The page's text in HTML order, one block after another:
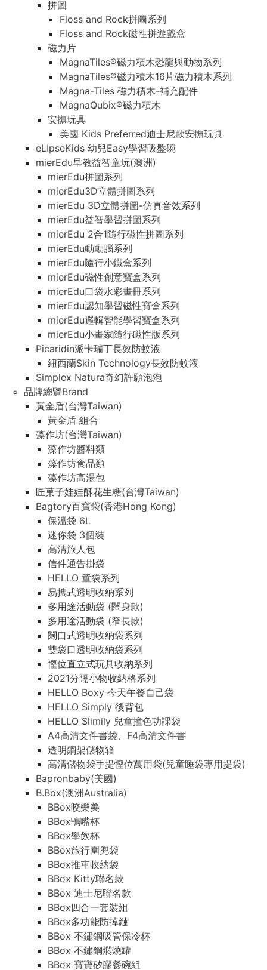
拼圖
Floss and Rock拼圖系列
Floss and Rock磁性拼遊戲盒
磁力片
MagnaTiles®磁力積木恐龍與動物系列
MagnaTiles®磁力積木16片磁力積木系列
Magna-Tiles 磁力積木-補充配件
MagnaQubix®磁力積木
安撫玩具
美國 Kids Preferred迪士尼款安撫玩具
eLIpseKids 幼兒Easy學習吸盤碗
mierEdu早教益智童玩(澳洲)
mierEdu拼圖系列
mierEdu3D立體拼圖系列
mierEdu 3D立體拼圖-仿真音效系列
mierEdu益智學習拼圖系列
mierEdu 2合1隨行磁性拼圖系列
mierEdu動動腦系列
mierEdu隨行小鐵盒系列
mierEdu磁性創意寶盒系列
mierEdu口袋水彩畫冊系列
mierEdu認知學習磁性寶盒系列
mierEdu邏輯智能學習寶盒系列
mierEdu小畫家隨行磁性版系列
Picaridin派卡瑞丁長效防蚊液
紐西蘭Skin Technology長效防蚊液
Simplex Natura奇幻許願泡泡
品牌總覽Brand
黃金盾(台灣Taiwan)
黃金盾 組合
藻作坊(台灣Taiwan)
藻作坊醬料類
藻作坊食品類
藻作坊高湯包
匠菓子娃娃酥花生糖(台灣Taiwan)
Bagtory百寶袋(香港Hong Kong)
保溫袋 6L
迷你袋 3個裝
高清旅人包
信件通告掛袋
HELLO 童袋系列
易攜式透明收納系列
多用途活動袋 (闊身款)
多用途活動袋 (窄長款)
闊口式透明收納袋系列
雙袋口透明收納袋系列
慳位直立式玩具收納系列
2021分隔小物收納格系列
HELLO Boxy 今天午餐自己袋
HELLO Simply 後背包
HELLO Slimily 兒童撞色功課袋
A4高清文件書袋、F4高清文件書
透明鋼架儲物箱
高清儲物袋手提慳位萬用袋(兒童睡袋專用提袋)
Bapronbaby(美國)
B.Box(澳洲Australia)
BBox咬樂美
BBox鴨嘴杯
BBox學飲杯
BBox旅行圍兜袋
BBox推車收納袋
BBox Kitty聯名款
BBox 迪士尼聯名款
BBox四合一套裝組
BBox多功能防掉鏈
BBox 不鏽鋼吸管保冷杯
BBox 不鏽鋼燜燒罐
BBox 寶寶矽膠餐碗組